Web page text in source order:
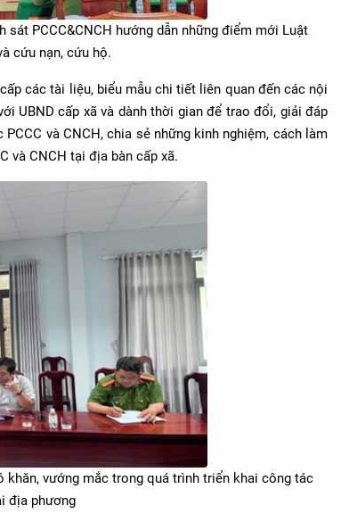
sát PCCC&CNCH hướng dẫn những điểm mới Luật
cứu nạn, cứu hộ.
các tài liệu, biểu mẫu chi tiết liên quan đến các nội
UBND cấp xã và dành thời gian để trao đổi, giải đáp
và CNCH, chia sẻ những kinh nghiệm, cách làm
và CNCH tại địa bàn cấp xã.
khăn, vướng mắc trong quá trình triển khai công tác
địa phương